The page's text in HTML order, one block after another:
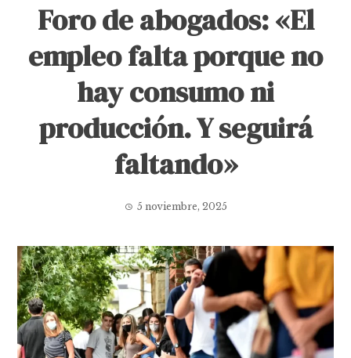
Foro de abogados: «El
empleo falta porque no
hay consumo ni
producción. Y seguirá
faltando»
5 noviembre, 2025